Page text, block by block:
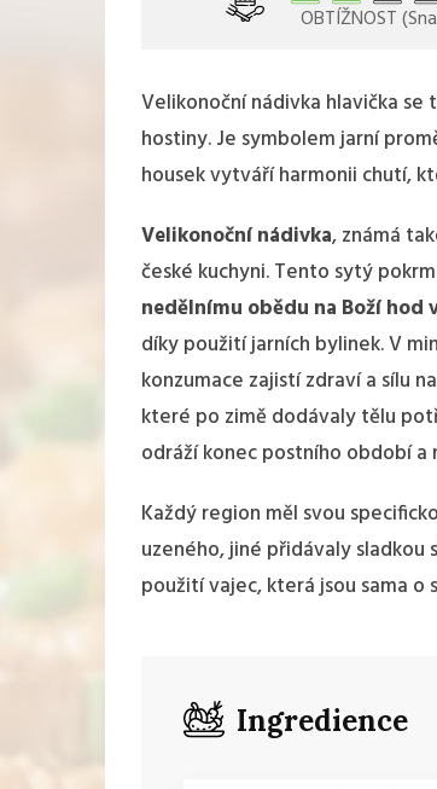
OBTÍŽNOST
Velikonoční nádivka hlavička
hostiny. Je symbolem jarní
housek vytváří harmonii chutí,
Velikonoční nádivka, známá
české kuchyni. Tento sytý
nedělnímu obědu na Boží hod
díky použití jarních bylinek. V
konzumace zajistí zdraví a sílu
které po zimě dodávaly tělu
odráží konec postního období
Každý region měl svou
uzeného, jiné přidávaly sladkou
použití vajec, která jsou sama
Ingredience